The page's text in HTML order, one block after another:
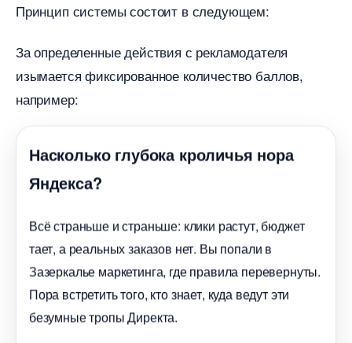
Принцип системы состоит в следующем:
За определенные действия с рекламодателя
изымается фиксированное количество баллов,
например:
Насколько глубока кроличья нора
Яндекса?
сё страньше и страньше: клики растут, бюджет
тает, а реальных заказов нет. Вы попали
Зазеркалье маркетинга, где правила перевернуты.
Пора встретить того, кто знает, куда ведут эти
езумные тропы Директа.